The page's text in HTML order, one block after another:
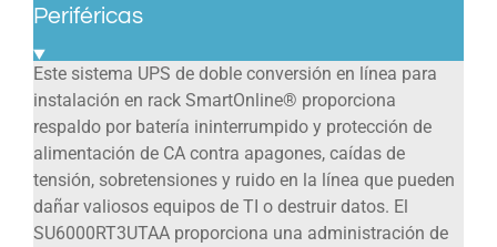
Periféricas
Este sistema UPS de doble conversión en línea para
instalación en rack SmartOnline® proporciona
respaldo por batería ininterrumpido y protección de
alimentación de CA contra apagones, caídas de
tensión, sobretensiones y ruido en la línea que pueden
dañar valiosos equipos de TI o destruir datos. El
SU6000RT3UTAA proporciona una administración de